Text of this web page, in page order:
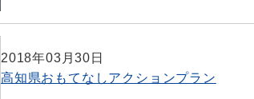
2018年03月30日
高知県おもてなしアクションプラン